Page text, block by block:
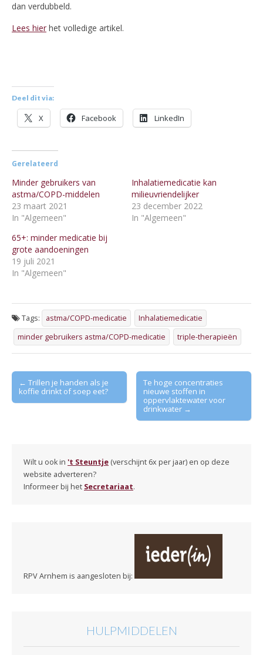
dan verdubbeld.
Lees hier het volledige artikel.
Deel dit via:
X Facebook LinkedIn
Gerelateerd
Minder gebruikers van
astma/COPD-middelen
23 maart 2021
In "Algemeen"
Inhalatiemedicatie kan
milieuvriendelijker
23 december 2022
In "Algemeen"
65+: minder medicatie bij
grote aandoeningen
19 juli 2021
In "Algemeen"
Tags: astma/COPD-medicatie
Inhalatiemedicatie
minder gebruikers astma/COPD-medicatie
triple-therapieën
Post
navigation
← Trillen je handen als je
koffie drinkt of soep eet?
Te hoge concentraties
nieuwe stoffen in
oppervlaktewater voor
drinkwater →
Wilt u ook in 't Steuntje (verschijnt 6x per jaar) en op deze
website adverteren?
Informeer bij het Secretariaat.
RPV Arnhem is aangesloten bij:
HULPMIDDELEN